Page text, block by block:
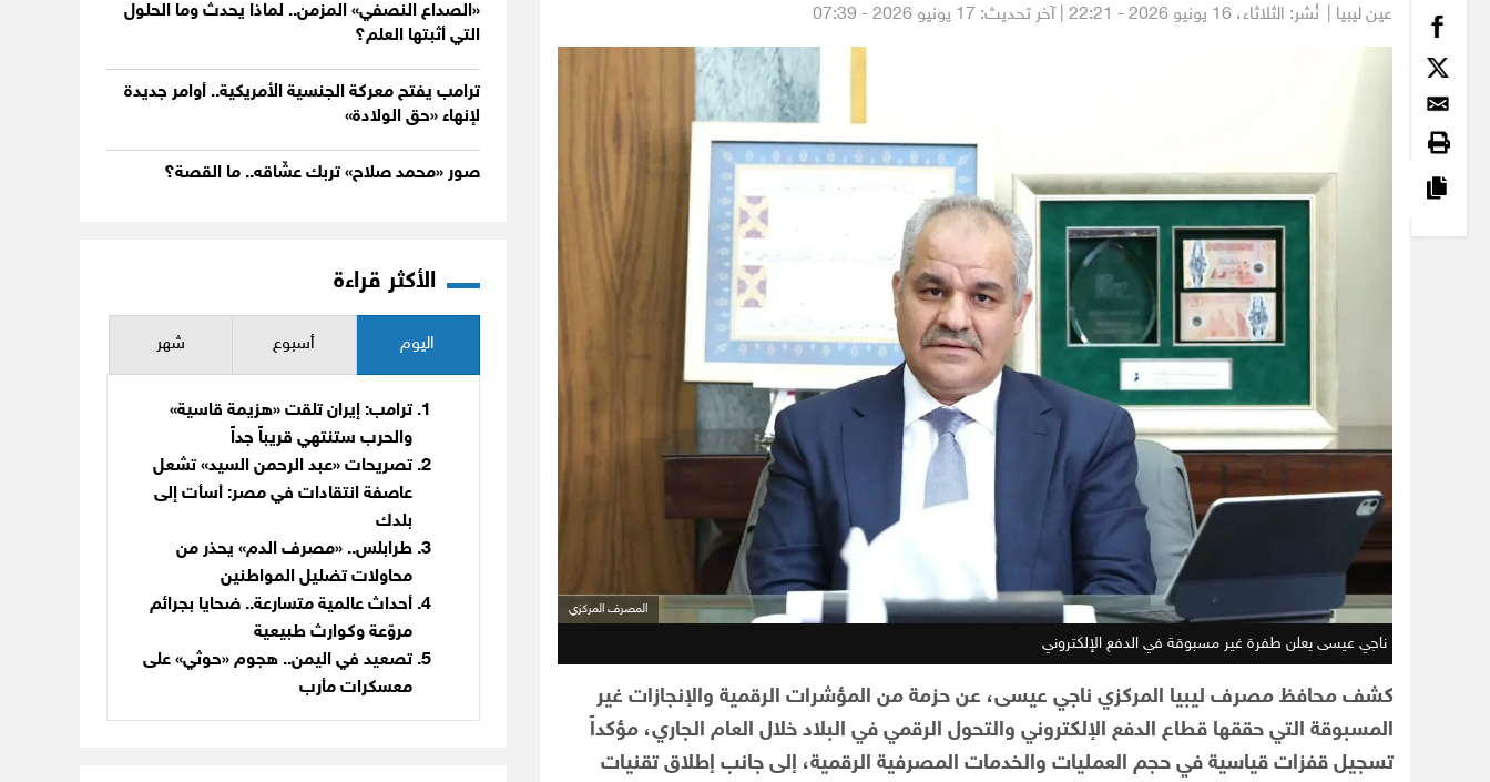
عين ليبيا | نُشر: الثلاثاء، | آخر تحديث: 17 يونيو 2026 - 07:39
المصرف المركزي
ناجي عيسى يعلن طفرة غير مسبوقة في الدفع الإلكتروني
كشف محافظ مصرف ليبيا المركزي ناجي عيسى، عن حزمة من المؤشرات الرقمية والإنجازات غير
المسبوقة التي حققها قطاع الدفع الإلكتروني والتحول الرقمي في البلاد خلال العام الجاري، مؤكداً
تسجيل قفزات قياسية في حجم العمليات والخدمات المصرفية الرقمية، إلى جانب إطلاق تقنيات
«الصداع النصفي» المزمن.. لماذا يحدث وما الحلول
التي أثبتها العلم؟
ترامب يفتح معركة الجنسية الأمريكية.. أوامر جديدة
لإنهاء «حق الولادة»
صور «محمد صلاح» تربك عشّاقه.. ما القصة؟
الأكثر قراءة
اليوم أسبوع شهر
ترامب: إيران تلقت «هزيمة قاسية»
والحرب ستنتهي قريباً جداً
تصريحات «عبد الرحمن السيد» تشعل
عاصفة انتقادات في مصر: أسأت إلى
بلدك
طرابلس.. «مصرف الدم» يحذر من
محاولات تضليل المواطنين
أحداث عالمية متسارعة.. ضحايا بجرائم
مروّعة وكوارث طبيعية
تصعيد في اليمن.. هجوم «حوثي» على
معسكرات مأرب